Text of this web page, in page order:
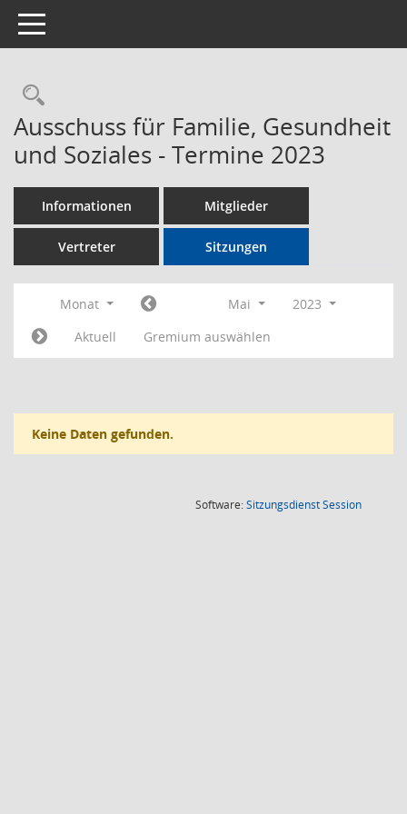
Toggle navigation
Rechercheauswahl
Ausschuss für Familie, Gesundheit
und Soziales - Termine 2023
Informationen Mitglieder
Vertreter Sitzungen
Monat Mai
2023
Aktuell
Gremium auswählen
Keine Daten gefunden.
Software:SitzungsdienstSession(Wird in